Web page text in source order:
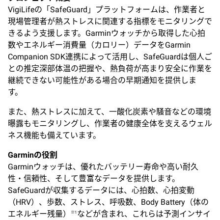
VigiLifeの「SafeGuard」プラットフォームは、作業者と
現場管理者が熱ストレスに関連する指標をモニタリングで
きるよう支援します。Garminウォッチから取得した心拍
数やエネルギー消費量（カロリー）データをGarmin
Companion SDK連携によって活用し、SafeGuardは個人ご
との推定深部体温の把握や、熱負荷が高まり安全に作業を
継続できない可能性がある場合の早期通知を提供しま
す。
また、熱ストレスに加えて、一酸化炭素や騒音などの環境
曝露もモニタリングし、作業者の健康全体を支えるウェル
ネス機能も備えています。
Garminの役割
Garminウォッチは、優れたバッテリー寿命や高い耐久
性・信頼性、そして豊富なデータを提供します。
SafeGuardが収集するデータには、心拍数、心拍変動
（HRV）、歩数、ストレス、呼吸数、Body Battery（体の
エネルギー残量）
※1 などが含まれ、これらは予測インサイ